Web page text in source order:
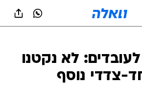
לא נקטנו
צדדי נוסף